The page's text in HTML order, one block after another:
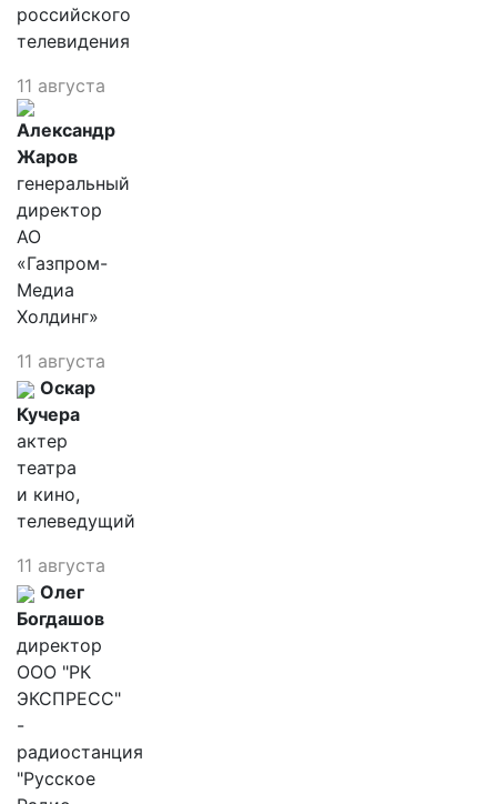
российского
телевидения
11 августа
Александр
Жаров
генеральный
директор
АО
«Газпром-
Медиа
Холдинг»
11 августа
Оскар
Кучера
актер
театра
и кино,
телеведущий
11 августа
Олег
Богдашов
директор
ООО "РК
ЭКСПРЕСС"
-
радиостанция
"Русское